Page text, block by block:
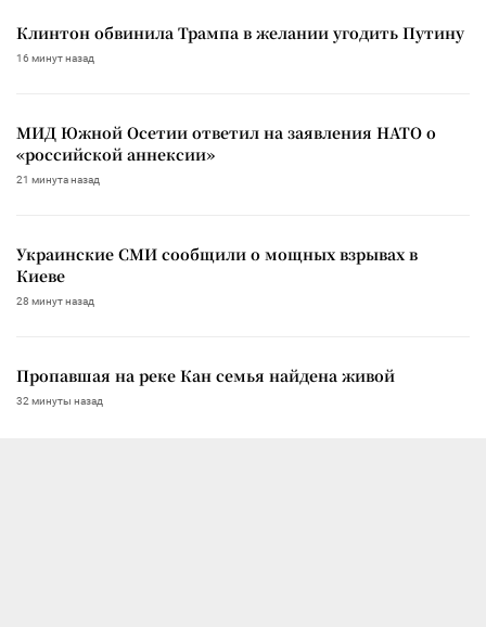
Клинтон обвинила Трампа в желании угодить Путину
16 минут назад
МИД Южной Осетии ответил на заявления НАТО о
«российской аннексии»
21 минута назад
Украинские СМИ сообщили о мощных взрывах в
Киеве
28 минут назад
Пропавшая на реке Кан семья найдена живой
32 минуты назад